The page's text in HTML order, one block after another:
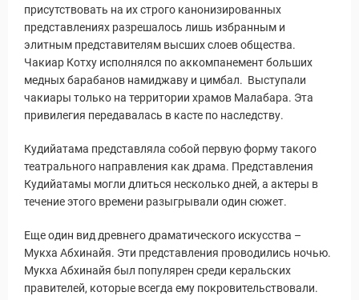
Новости и Отчеты
присутствовать на их строго канонизированных
представлениях разрешалось лишь избранным и
элитным представителям высших слоев общества.
Чакиар Котху исполнялся по аккомпанемент больших
медных барабанов намиджаву и цимбал. Выступали
чакиары только на территории храмов Малабара. Эта
привилегия передавалась в касте по наследству.
Кудийатама представляла собой первую форму такого
театрального направления как драма. Представления
Кудийатамы могли длиться несколько дней, а актеры в
течение этого времени разыгрывали один сюжет.
Еще один вид древнего драматического искусства –
Мукха Абхинайя. Эти представления проводились ночью.
Мукха Абхинайя был популярен среди керальских
правителей, которые всегда ему покровительствовали.